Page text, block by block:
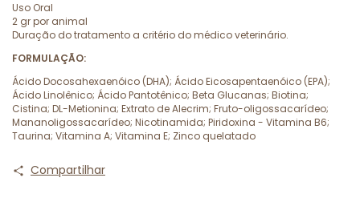
Uso Oral
2 gr por animal
Duração do tratamento a critério do médico veterinário.
FORMULAÇÃO:
Ácido Docosahexaenóico (DHA); Ácido Eicosapentaenóico (EPA);
Ácido Linolênico; Ácido Pantotênico; Beta Glucanas; Biotina;
Cistina; DL-Metionina; Extrato de Alecrim; Fruto-oligossacarídeo;
Mananoligossacarídeo; Nicotinamida; Piridoxina - Vitamina B6;
Taurina; Vitamina A; Vitamina E; Zinco quelatado
Compartilhar